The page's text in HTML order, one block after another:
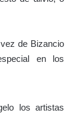
de Bizancio
en los
los artistas